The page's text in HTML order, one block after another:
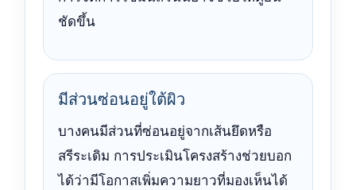
ชัดขึ้น
มีส่วนซ่อนอยู่ใต้ผิว
บางคนมีส่วนที่ซ่อนอยู่จากเส้นยึดหรือ
สรีระเดิม การประเมินโครงสร้างช่วยบอก
ได้ว่ามีโอกาสเพิ่มความยาวที่มองเห็นได้